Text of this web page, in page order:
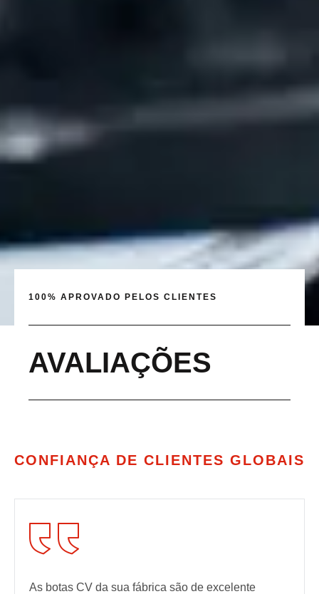
100% APROVADO PELOS CLIENTES
AVALIAÇÕES
CONFIANÇA DE CLIENTES GLOBAIS
As botas CV da sua fábrica são de excelente